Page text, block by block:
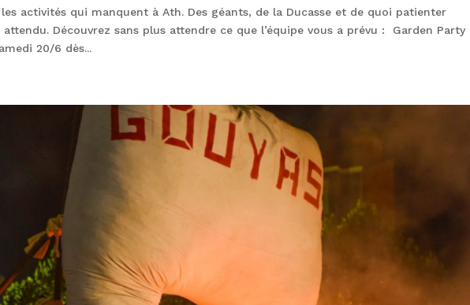
activités qui manquent à Ath. Des géants, de la Ducasse et de quoi patienter
Découvrez sans plus attendre ce que l’équipe vous a prévu : Garden Party
20/6 dès...